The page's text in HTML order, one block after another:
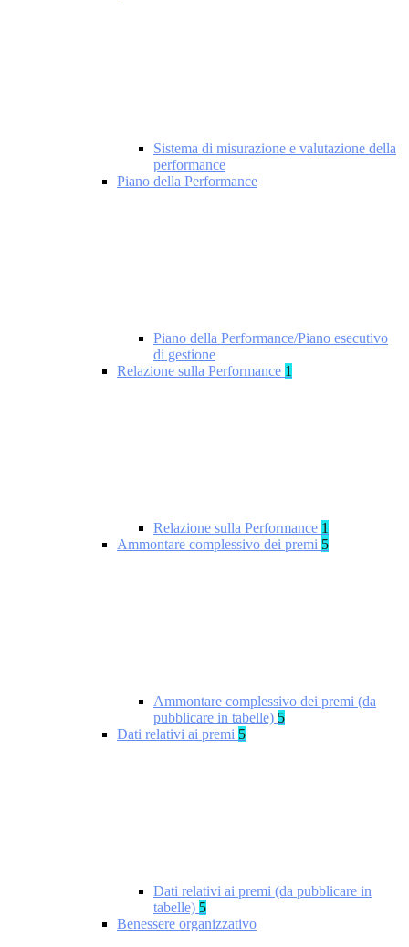
Sistema di misurazione e valutazione della
performance
Piano della Performance
Piano della Performance/Piano esecutivo
di gestione
Relazione sulla Performance 1
Relazione sulla Performance 1
Ammontare complessivo dei premi 5
Ammontare complessivo dei premi (da
pubblicare in tabelle) 5
Dati relativi ai premi 5
Dati relativi ai premi (da pubblicare in
tabelle) 5
Benessere organizzativo